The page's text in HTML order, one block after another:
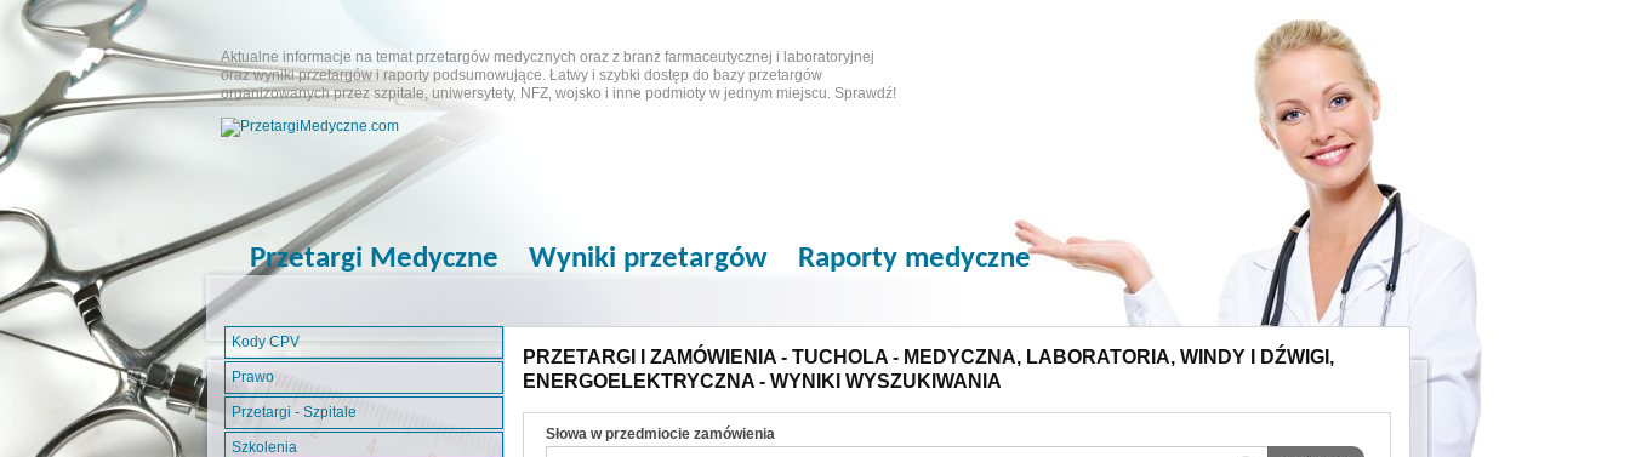
Aktualne informacje na temat przetargów medycznych oraz z branż farmaceutycznej i laboratoryjnej
oraz wyniki przetargów i raporty podsumowujące. Łatwy i szybki dostęp do bazy przetargów
organizowanych przez szpitale, uniwersytety, NFZ, wojsko i inne podmioty w jednym miejscu. Sprawdź!
Przetargi Medyczne Wyniki przetargów Raporty medyczne
PRZETARGI I ZAMÓWIENIA - TUCHOLA - MEDYCZNA, LABORATORIA, WINDY I DŹWIGI,
ENERGOELEKTRYCZNA - WYNIKI WYSZUKIWANIA
Słowa w przedmiocie zamówienia
Kody CPV
Prawo
Przetargi - Szpitale
Szkolenia